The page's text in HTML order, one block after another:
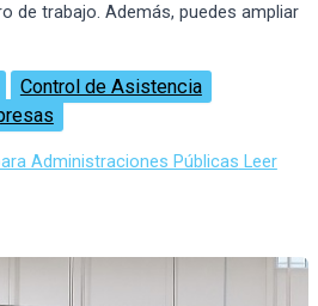
de trabajo. Además, puedes ampliar
Control de Asistencia
Administraciones Públicas Leer